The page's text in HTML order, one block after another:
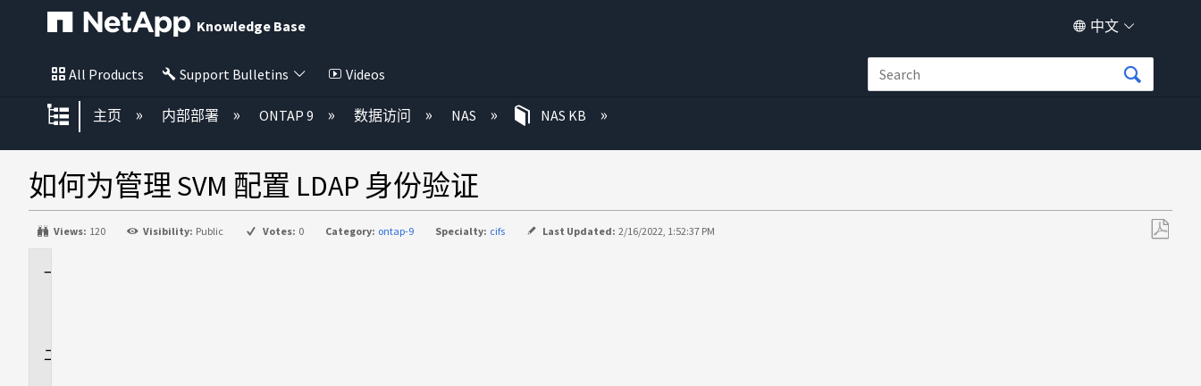
Knowledge Base 中文
All Products Support Bulletins Videos
扩展/隐缩全局层次
主页 内部部署 ONTAP 9 数据访问 NAS NAS KB
如何为管理 SVM 配置 LDAP 身份验证
Views: 120 Visibility: Public Votes: 0 Category: ontap-9 Specialty: cifs Last Updated: 2/16/2022, 1:52:37 PM